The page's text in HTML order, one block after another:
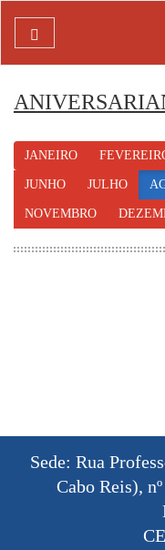
JANEIRO
JUNHO JULHO
NOVEMBRO
Sede: Rua
Cabo Reis),